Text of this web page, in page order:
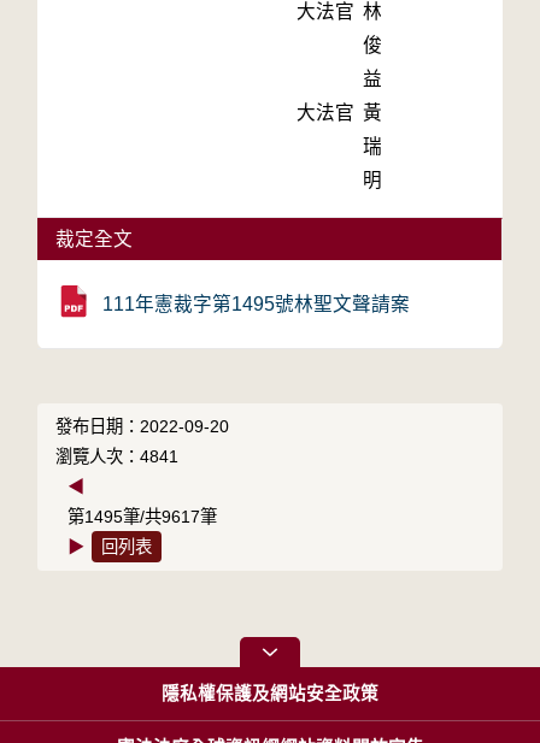
大法官 林
俊
益
大法官 黃
瑞
明
裁定全文
111年憲裁字第1495號林聖文聲請案
發布日期：2022-09-20
瀏覽人次：4841
◀
第1495筆/共9617筆
▶
回列表
隱私權保護及網站安全政策